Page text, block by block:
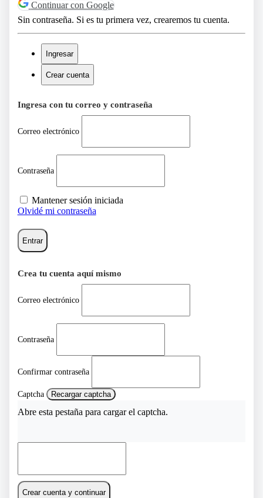
Continuar con Google
Sin contraseña. Si es tu primera vez, crearemos tu cuenta.
Ingresar
Crear cuenta
Ingresa con tu correo y contraseña
Correo electrónico
Contraseña
Mantener sesión iniciada
Olvidé mi contraseña
Entrar
Crea tu cuenta aquí mismo
Correo electrónico
Contraseña
Confirmar contraseña
Captcha Recargar captcha
Abre esta pestaña para cargar el captcha.
Crear cuenta y continuar